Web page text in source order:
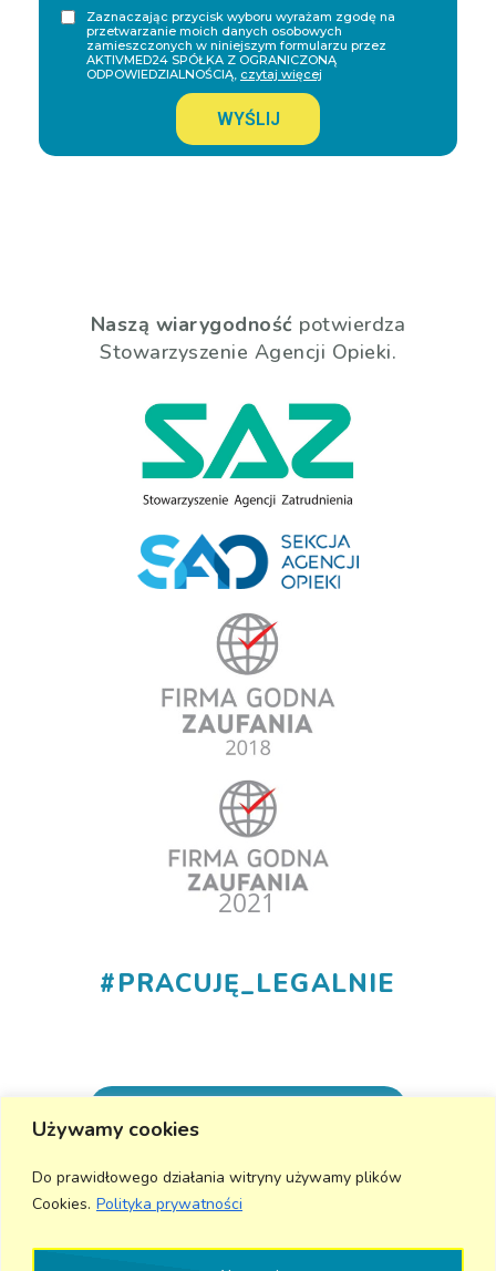
Używamy cookies
Do prawidłowego działania witryny używamy plików
Cookies. Polityka prywatności
Zaznaczając przycisk wyboru wyrażam zgodę na
przetwarzanie moich danych osobowych
zamieszczonych w niniejszym formularzu przez
AKTIVMED24 SPÓŁKA Z OGRANICZONĄ
ODPOWIEDZIALNOŚCIĄ, czytaj więcej
WYŚLIJ
Naszą wiarygodność potwierdza
Stowarzyszenie Agencji Opieki.
#PRACUJĘ_LEGALNIE
+48 530 555 015
info@aktivmed24.pl